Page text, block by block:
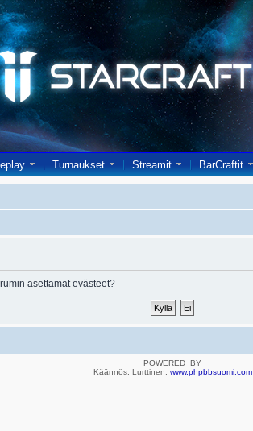
Turnaukset Streamit BarCraftit
asettamat evästeet?
POWERED_BY
Käännös, Lurttinen, www.phpbbsuomi.com